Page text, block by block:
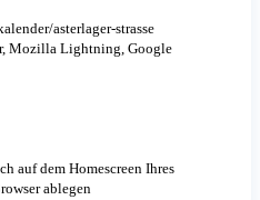
asterlager-strasse
Mozilla Lightning, Google
auf dem Homescreen Ihres
ablegen